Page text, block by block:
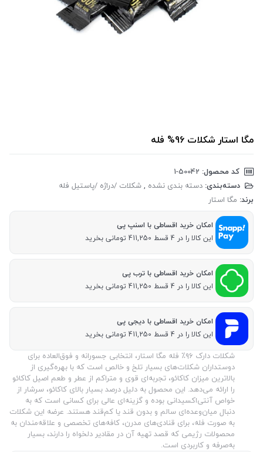
مگا استار شکلات 96% فله
کد محصول:
دسته‌بندی: دسته بندی نشده ,شکلات /دراژه /پاستیل فله
برند: مگا استار
امکان خرید اقساطی با اسنپ پی
این کالا را در 4 قسط 411,250 تومانی بخرید
امکان خرید اقساطی با ترب پی
این کالا را در 4 قسط 411,250 تومانی بخرید
امکان خرید اقساطی با دیجی پی
این کالا را در 4 قسط 411,250 تومانی بخرید
شکلات دارک ۹۶٪ فله مگا استار، انتخابی جسورانه و فوق‌العاده برای
دوستداران شکلات‌های بسیار تلخ و خالص است که با بهره‌گیری از
بالاترین میزان کاکائو، تجربه‌ای قوی و متراکم از عطر و طعم اصیل کاکائو
را ارائه می‌دهد. این محصول به دلیل درصد بسیار بالای کاکائو، سرشار از
خواص آنتی‌اکسیدانی بوده و گزینه‌ای عالی برای کسانی است که به
دنبال میان‌وعده‌ای سالم و بدون قند یا کم‌قند هستند. عرضه این شکلات
به صورت فله، برای قنادی‌های مدرن، کافه‌های تخصصی و علاقه‌مندان به
محصولات رژیمی که قصد تهیه آن در مقادیر دلخواه را دارند، بسیار
به‌صرفه و کاربردی است.